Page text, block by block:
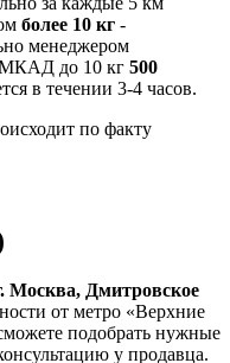
более 10 кг -
менеджером
МКАД до 10 кг 500
в течении 3-4 часов.
по факту
Москва, Дмитровское
от метро «Верхние
подобрать нужные
у продавца.